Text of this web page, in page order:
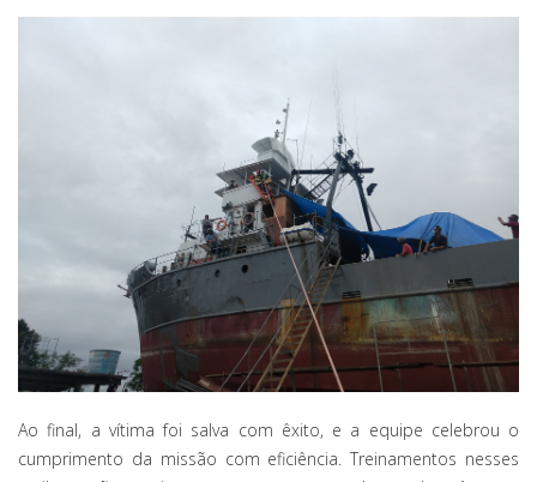
Ao final, a vítima foi salva com êxito, e a equipe celebrou o
cumprimento da missão com eficiência. Treinamentos nesses